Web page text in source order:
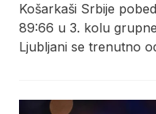
Košarkaši Srbije
89:66 u 3. kolu
Ljubljani se trenutno